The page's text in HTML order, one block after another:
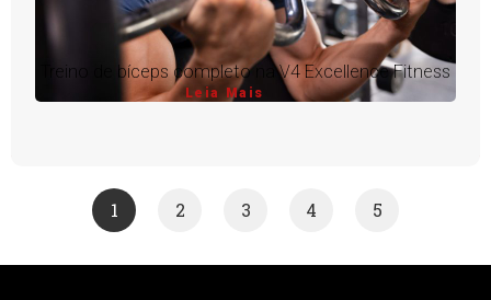
Treino de bíceps completo na V4 Excellence Fitness
Leia Mais
1 2 3 4 5